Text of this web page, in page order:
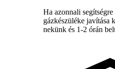
Ha azonnali segítségre
gázkészüléke javítása
nekünk és 1-2 órán